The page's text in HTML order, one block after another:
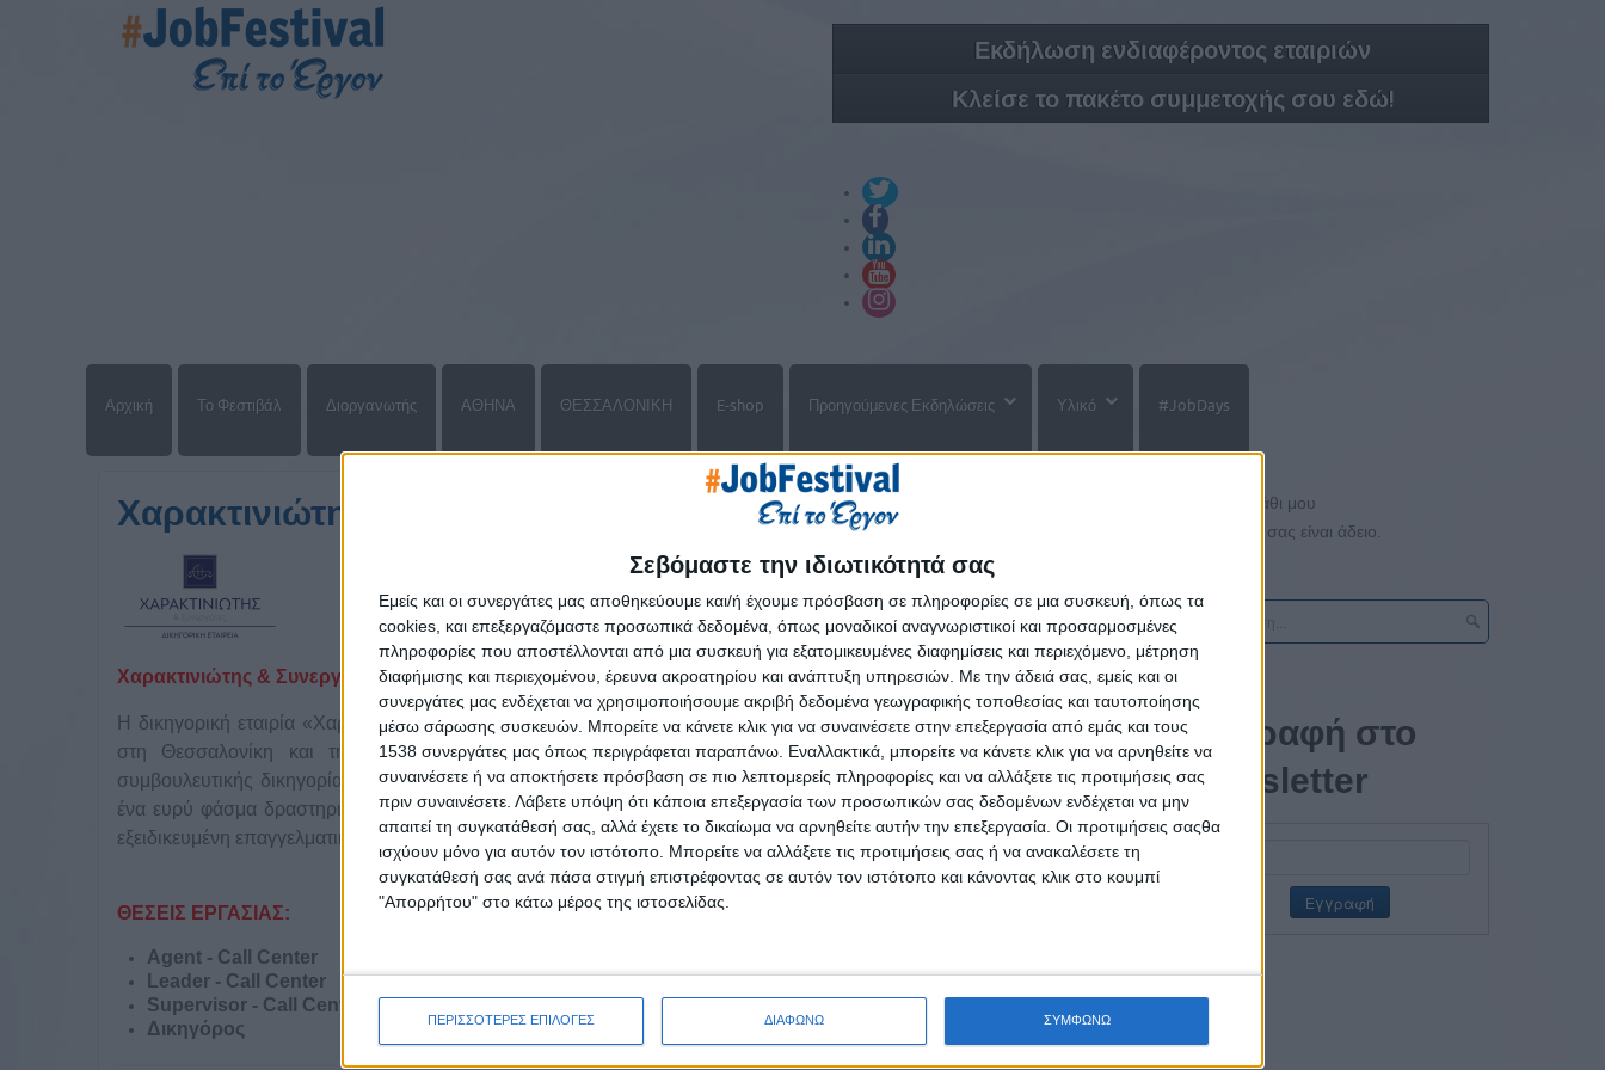
Σεβόμαστε την ιδιωτικότητά σας
Εμείς και οι συνεργάτες μας αποθηκεύουμε και/ή έχουμε πρόσβαση σε πληροφορίες σε μια συσκευή, όπως τα
cookies, και επεξεργαζόμαστε προσωπικά δεδομένα, όπως μοναδικοί αναγνωριστικοί και προσαρμοσμένες
πληροφορίες που αποστέλλονται από μια συσκευή για εξατομικευμένες διαφημίσεις και περιεχόμενο, μέτρηση
διαφήμισης και περιεχομένου, έρευνα ακροατηρίου και ανάπτυξη υπηρεσιών. Με την άδειά σας, εμείς και οι
συνεργάτες μας ενδέχεται να χρησιμοποιήσουμε ακριβή δεδομένα γεωγραφικής τοποθεσίας και ταυτοποίησης
μέσω σάρωσης συσκευών. Μπορείτε να κάνετε κλικ για να συναινέσετε στην επεξεργασία από εμάς και τους
1538 συνεργάτες μας όπως περιγράφεται παραπάνω. Εναλλακτικά, μπορείτε να κάνετε κλικ για να αρνηθείτε να
συναινέσετε ή να αποκτήσετε πρόσβαση σε πιο λεπτομερείς πληροφορίες και να αλλάξετε τις προτιμήσεις σας
πριν συναινέσετε. Λάβετε υπόψη ότι κάποια επεξεργασία των προσωπικών σας δεδομένων ενδέχεται να μην
απαιτεί τη συγκατάθεσή σας, αλλά έχετε το δικαίωμα να αρνηθείτε αυτήν την επεξεργασία. Οι προτιμήσεις σαςθα
ισχύουν μόνο για αυτόν τον ιστότοπο. Μπορείτε να αλλάξετε τις προτιμήσεις σας ή να ανακαλέσετε τη
συγκατάθεσή σας ανά πάσα στιγμή επιστρέφοντας σε αυτόν τον ιστότοπο και κάνοντας κλικ στο κουμπί
"Απορρήτου" στο κάτω μέρος της ιστοσελίδας.
ΠΕΡΙΣΣΟΤΕΡΕΣ ΕΠΙΛΟΓΕΣ ΔΙΑΦΩΝΩ ΣΥΜΦΩΝΩ
Εκδήλωση ενδιαφέροντος εταιριών
Κλείσε το πακέτο συμμετοχής σου εδώ!
Αρχική Το Φεστιβάλ Διοργανωτής ΑΘΗΝΑ ΘΕΣΣΑΛΟΝΙΚΗ E-shop Προηγούμενες Εκδηλώσεις Υλικό #JobDays
Χαρακτινιώτης & Συνεργάτες
Χαρακτινιώτης & Συνεργάτες
Η δικηγορική εταιρία «Χαρακτινιώτης & Συνεργάτες» λειτουργεί από το 1984 με έδρα την Αθήνα και υποκαταστήματα
στη Θεσσαλονίκη και την Πάτρα. Με περισσότερα από 40 χρόνια ουσιαστικής παρουσίας στον χώρο της
συμβουλευτικής δικηγορίας και της δικαστικής πρακτικής, παρέχει εξειδικευμένες υπηρεσίες νομικής υποστήριξης σε
ένα ευρύ φάσμα δραστηριοτήτων. Οι δικηγόροι και οι συνεργάτες της εταιρίας διαθέτουν άριστη νομική κατάρτιση και
εξειδικευμένη επαγγελματική εμπειρία, παρέχοντας έτσι υπηρεσίες υψηλού επιπέδου στους πελάτες της.
ΘΕΣΕΙΣ ΕΡΓΑΣΙΑΣ:
Αgent - Call Center
Leader - Call Center
Supervisor - Call Center
Δικηγόρος
Το καλάθι μου
Το καλάθι σας είναι άδειο.
Εγγραφή στο
newsletter